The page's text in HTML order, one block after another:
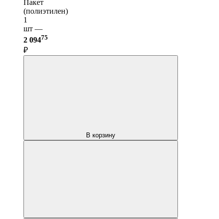
Пакет
(полиэтилен)
1
шт —
2 09475
₽
В корзину